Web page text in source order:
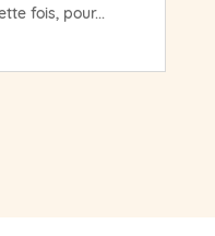
fois, pour...